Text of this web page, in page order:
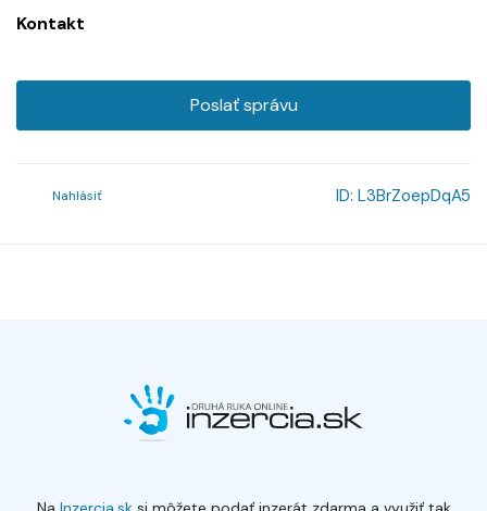
Kontakt
Poslať správu
Nahlásiť ID: L3BrZoepDqA5